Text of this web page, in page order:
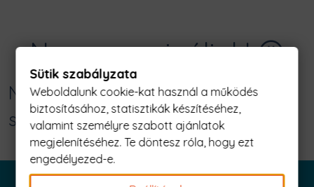
Nagyon sajnáljuk! 😥
Nincs találat erre: "aki egyszer
szurkoló - juventus Férfi Póló"
Sütik szabályzata
Weboldalunk cookie-kat használ a működés
biztosításához, statisztikák készítéséhez,
valamint személyre szabott ajánlatok
megjelenítéséhez. Te döntesz róla, hogy ezt
engedélyezed-e.